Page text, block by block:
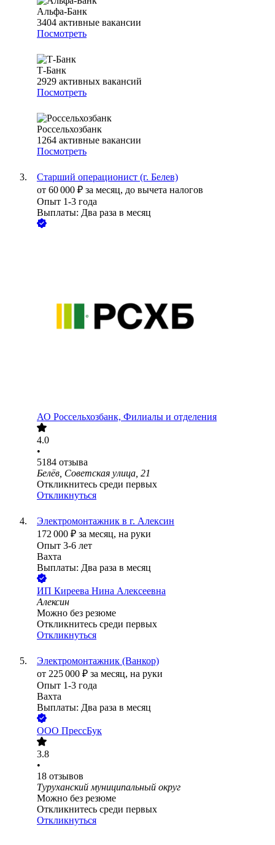
Альфа-Банк
3404 активные вакансии
Посмотреть
Т-Банк
2929 активных вакансий
Посмотреть
Россельхозбанк
1264 активные вакансии
Посмотреть
Старший операционист (г. Белев)
от 60 000 ₽ за месяц, до вычета налогов
Опыт 1-3 года
Выплаты: Два раза в месяц
АО Россельхозбанк, Филиалы и отделения
4.0
•
5184 отзыва
Белёв, Советская улица, 21
Откликнитесь среди первых
Откликнуться
Электромонтажник в г. Алексин
172 000 ₽ за месяц, на руки
Опыт 3-6 лет
Вахта
Выплаты: Два раза в месяц
ИП Киреева Нина Алексеевна
Алексин
Можно без резюме
Откликнитесь среди первых
Откликнуться
Электромонтажник (Ванкор)
от 225 000 ₽ за месяц, на руки
Опыт 1-3 года
Вахта
Выплаты: Два раза в месяц
ООО ПрессБук
3.8
•
18 отзывов
Туруханский муниципальный округ
Можно без резюме
Откликнитесь среди первых
Откликнуться